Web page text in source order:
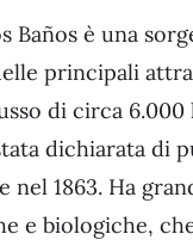
Baños è una
principali
di circa
dichiarata di
nel 1863. Ha
e biologiche,